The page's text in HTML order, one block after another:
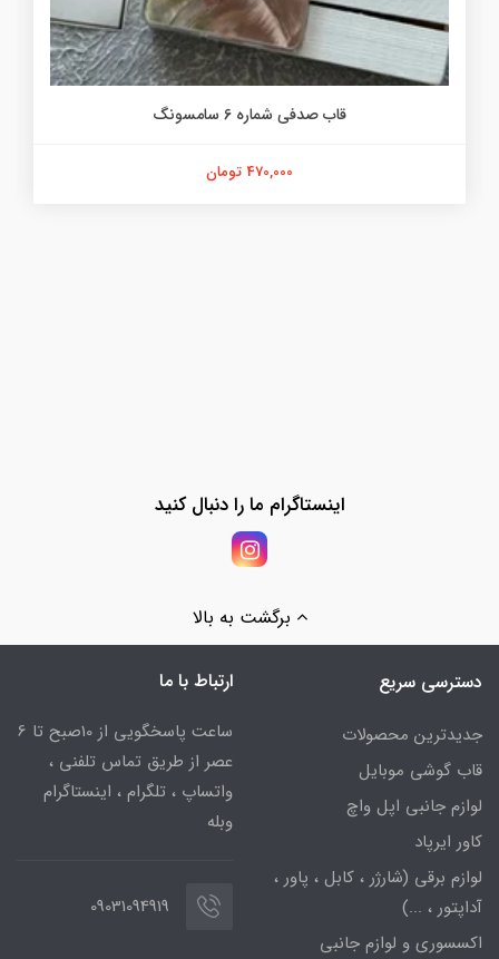
قاب صدفی شماره 6 سامسونگ
470,000 تومان
اینستاگرام ما را دنبال کنید
برگشت به بالا
دسترسی سریع
جدیدترین محصولات
قاب گوشی موبایل
لوازم جانبی اپل واچ
کاور ایرپاد
لوازم برقی (شارژر ، کابل ، پاور ،
آداپتور ، ...)
اکسسوری و لوازم جانبی
ارتباط با ما
ساعت پاسخگویی از 10صبح تا 6
عصر از طریق تماس تلفنی ،
واتساپ ، تلگرام ، اینستاگرام
وبله
09031094919